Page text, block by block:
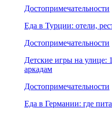
Достопримечательности
Еда в Турции: отели,
Достопримечательности
Детские игры на улице:
аркадам
Достопримечательности
Еда в Германии: где